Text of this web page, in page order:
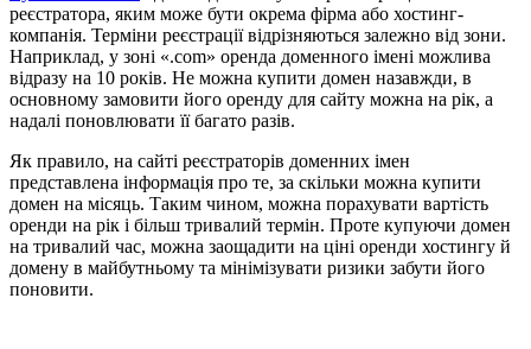
реєстратора, яким може бути окрема фірма або хостинг-
компанія. Терміни реєстрації відрізняються залежно від зони.
Наприклад, у зоні «.com» оренда доменного імені можлива
відразу на 10 років. Не можна купити домен назавжди, в
основному замовити його оренду для сайту можна на рік, а
надалі поновлювати її багато разів.
Як правило, на сайті реєстраторів доменних імен
представлена інформація про те, за скільки можна купити
домен на місяць. Таким чином, можна порахувати вартість
оренди на рік і більш тривалий термін. Проте купуючи домен
на тривалий час, можна заощадити на ціні оренди хостингу й
домену в майбутньому та мінімізувати ризики забути його
поновити.